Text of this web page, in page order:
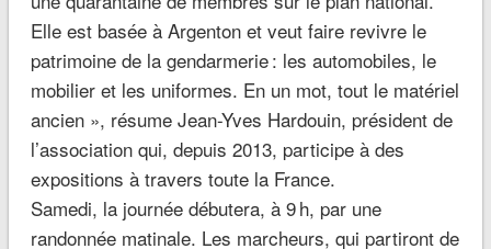
Elle est basée à Argenton et veut faire revivre le
patrimoine de la gendarmerie : les automobiles, le
mobilier et les uniformes. En un mot, tout le matériel
ancien », résume Jean-Yves Hardouin, président de
l’association qui, depuis 2013, participe à des
expositions à travers toute la France.
Samedi, la journée débutera, à 9 h, par une
randonnée matinale. Les marcheurs, qui partiront de